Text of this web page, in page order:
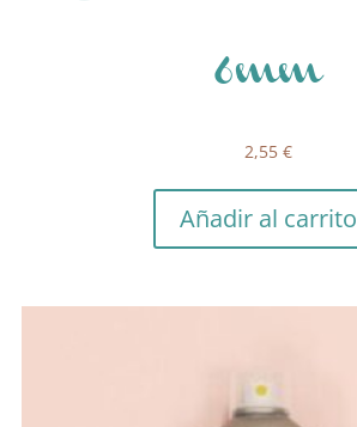
6mm
2,55 €
Añadir al carrito